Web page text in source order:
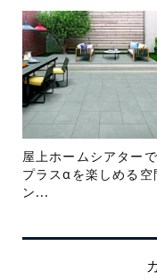
屋上ホームシアター
プラスαを楽しめる空
ン...